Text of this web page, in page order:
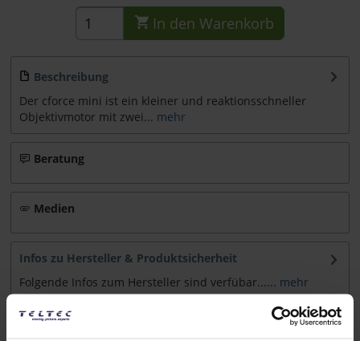
In den Warenkorb
Beschreibung
Der cforce mini ist ein kleiner und reaktionsschneller
Objektivmotor mit zwei... mehr
Beratung
Medien
Infos zu Hersteller & Produktsicherheit
Folgende Infos zum Hersteller sind verfübar...... mehr